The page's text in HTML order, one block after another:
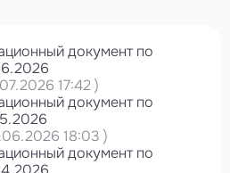
документ по
17:42 )
документ по
18:03 )
документ по